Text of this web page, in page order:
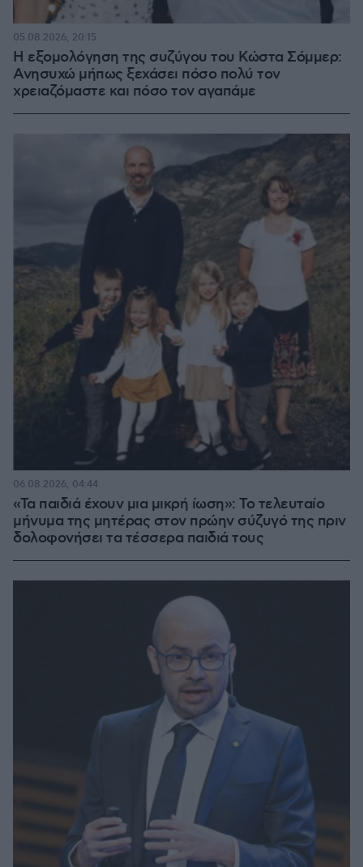
Η εξομολόγηση της συζύγου του Κώστα Σόμμερ:
Ανησυχώ μήπως ξεχάσει πόσο πολύ τον
χρειαζόμαστε και πόσο τον αγαπάμε
05.08.2026, 20:15
«Τα παιδιά έχουν μια μικρή ίωση»: Το τελευταίο
μήνυμα της μητέρας στον πρώην σύζυγό της πριν
δολοφονήσει τα τέσσερα παιδιά τους
06.08.2026, 04:44